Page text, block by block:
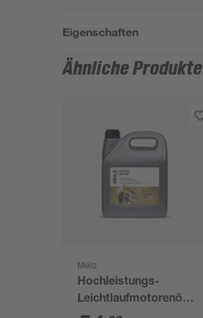
Eigenschaften
Ähnliche Produkte
Meilz
Hochleistungs-
Leichtlaufmotorenöl